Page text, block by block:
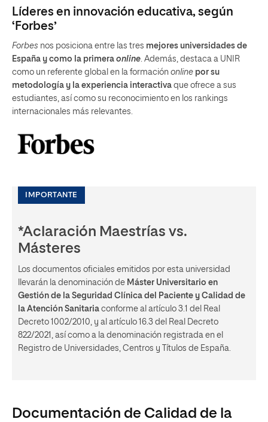
Líderes en innovación educativa, según
‘Forbes’
Forbes nos posiciona entre las tres mejores universidades de
España y como la primera online . Además, destaca a UNIR
como un referente global en la formación online por su
metodología y la experiencia interactiva que ofrece a sus
estudiantes, así como su reconocimiento en los rankings
internacionales más relevantes.
IMPORTANTE
*Aclaración Maestrías vs.
Másteres
Los documentos oficiales emitidos por esta universidad
llevarán la denominación de Máster Universitario en
Gestión de la Seguridad Clínica del Paciente y Calidad de
la Atención Sanitaria conforme al artículo 3.1 del Real
Decreto 1002/2010, y al artículo 16.3 del Real Decreto
822/2021, así como a la denominación registrada en el
Registro de Universidades, Centros y Títulos de España.
Documentación de Calidad de la